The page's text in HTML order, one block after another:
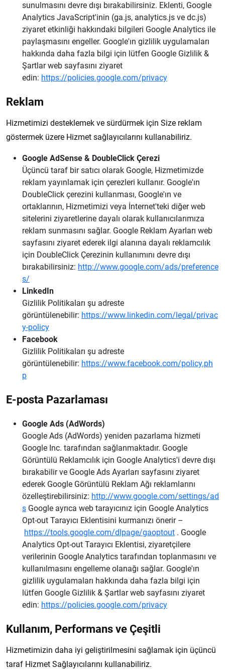
sunulmasını devre dışı bırakabilirsiniz. Eklenti, Google
Analytics JavaScript'inin (ga.js, analytics.js ve dc.js)
ziyaret etkinliği hakkındaki bilgileri Google Analytics ile
paylaşmasını engeller. Google'ın gizlilik uygulamaları
hakkında daha fazla bilgi için lütfen Google Gizlilik &
Şartlar web sayfasını ziyaret
edin: https://policies.google.com/privacy
Reklam
Hizmetimizi desteklemek ve sürdürmek için Size reklam
göstermek üzere Hizmet sağlayıcılarını kullanabiliriz.
Google AdSense & DoubleClick Çerezi
Üçüncü taraf bir satıcı olarak Google, Hizmetimizde
reklam yayınlamak için çerezleri kullanır. Google'ın
DoubleClick çerezini kullanması, Google'ın ve
ortaklarının, Hizmetimizi veya İnternet'teki diğer web
sitelerini ziyaretlerine dayalı olarak kullanıcılarımıza
reklam sunmasını sağlar. Google Reklam Ayarları web
sayfasını ziyaret ederek ilgi alanına dayalı reklamcılık
için DoubleClick Çerezinin kullanımını devre dışı
bırakabilirsiniz: http://www.google.com/ads/preference
s/
LinkedIn
Gizlilik Politikaları şu adreste
görüntülenebilir: https://www.linkedin.com/legal/privac
y-policy
Facebook
Gizlilik Politikaları şu adreste
görüntülenebilir: https://www.facebook.com/policy.ph
p
E-posta Pazarlaması
Google Ads (AdWords)
Google Ads (AdWords) yeniden pazarlama hizmeti
Google Inc. tarafından sağlanmaktadır. Google
Görüntülü Reklamcılık için Google Analytics'i devre dışı
bırakabilir ve Google Ads Ayarları sayfasını ziyaret
ederek Google Görüntülü Reklam Ağı reklamlarını
özelleştirebilirsiniz: http://www.google.com/settings/ad
s Google ayrıca web tarayıcınız için Google Analytics
Opt-out Tarayıcı Eklentisini kurmanızı önerir –
https://tools.google.com/dlpage/gaoptout . Google
Analytics Opt-out Tarayıcı Eklentisi, ziyaretçilere
verilerinin Google Analytics tarafından toplanmasını ve
kullanılmasını engelleme olanağı sağlar. Google'ın
gizlilik uygulamaları hakkında daha fazla bilgi için
lütfen Google Gizlilik & Şartlar web sayfasını ziyaret
edin: https://policies.google.com/privacy
Kullanım, Performans ve Çeşitli
Hizmetimizin daha iyi geliştirilmesini sağlamak için üçüncü
taraf Hizmet Sağlayıcılarını kullanabiliriz.